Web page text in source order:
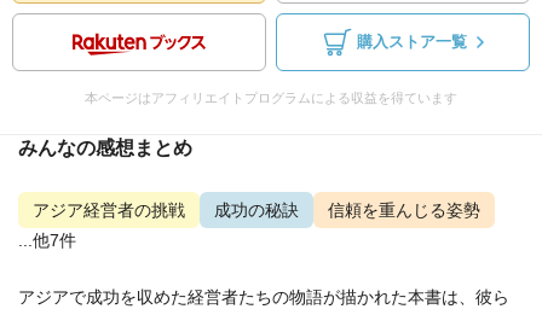
購入ストア一覧
本ページはアフィリエイトプログラムによる収益を得ています
みんなの感想まとめ
アジア経営者の挑戦 成功の秘訣
信頼を重んじる姿勢
...他7件
アジアで成功を収めた経営者たちの物語が描かれた本書は、彼ら